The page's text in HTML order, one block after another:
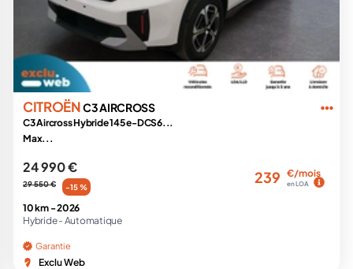
CITROËNC3 AIRCROSS
C3 Aircross Hybride 145 e-DCS6...
Max...
24 990 €
29 550 € -15 %
239 €/mois
en LOA
10 km -2026
Hybride - Automatique
Garantie
Exclu Web